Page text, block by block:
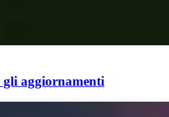
aggiornamenti